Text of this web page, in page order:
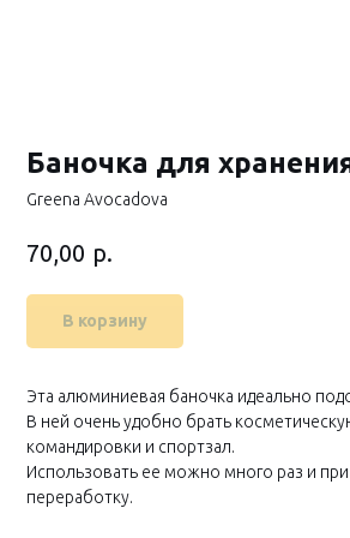
Баночка для
Greena Avocadova
70,00 р.
В корзину
Эта алюминиевая баночка идеально
В ней очень удобно брать
командировки и спортзал.
Использовать ее можно много раз и
переработку.